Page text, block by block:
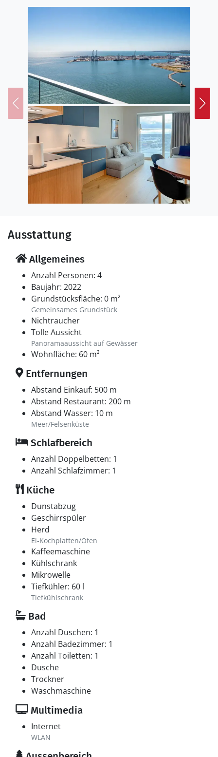
ausklingen zu lassen, während die Sonne langsam im
Das Meer liegt direkt vor Ihrer Haustür und lädt zu
Spaziergängen entlang der modernen Promenade von
Aarhus Ø ein, wo sich Architektur und urbanes Leben
auf faszinierende Weise verbinden. Genießen Sie den
maritimen Charme des Hafens, probieren Sie frischen
Fisch in den gemütlichen Lokalen oder entspannen Sie
in den Meerwasserbädern mit Blick auf die Bucht.
Besuchen Sie zudem das ARoS Kunstmuseum, das
Freilichtmuseum Den Gamle By und das pulsierende
Stadtzentrum mit seinen Boutiquen und Cafés.
Ausstattung
Allgemeines
Anzahl Personen: 4
Baujahr: 2022
Grundstücksfläche: 0 m²
Gemeinsames Grundstück
Nichtraucher
Tolle Aussicht
Panoramaaussicht auf Gewässer
Wohnfläche: 60 m²
Entfernungen
Abstand Einkauf: 500 m
Abstand Restaurant: 200 m
Abstand Wasser: 10 m
Meer/Felsenküste
Schlafbereich
Anzahl Doppelbetten: 1
Anzahl Schlafzimmer: 1
Küche
Dunstabzug
Geschirrspüler
Herd
El-Kochplatten/Ofen
Kaffeemaschine
Kühlschrank
Mikrowelle
Tiefkühler: 60 l
Tiefkühlschrank
Bad
Anzahl Duschen: 1
Anzahl Badezimmer: 1
Anzahl Toiletten: 1
Dusche
Trockner
Waschmaschine
Multimedia
Internet
WLAN